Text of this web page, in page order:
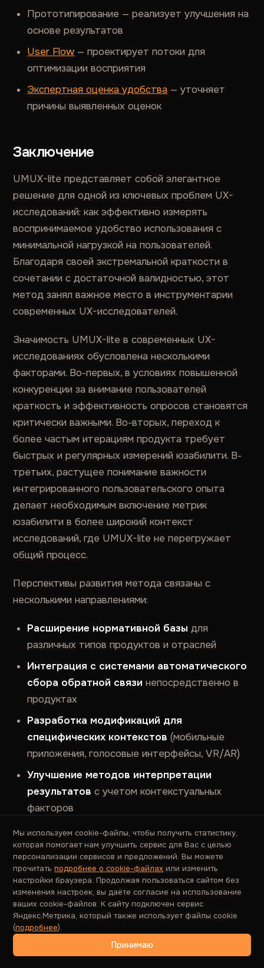
Прототипирование — реализует улучшения на
основе результатов
User Flow — проектирует потоки для
оптимизации восприятия
Экспертная оценка удобства — уточняет
причины выявленных оценок
Заключение
UMUX-lite представляет собой элегантное
решение для одной из ключевых проблем UX-
исследований: как эффективно измерять
воспринимаемое удобство использования с
минимальной нагрузкой на пользователей.
Благодаря своей экстремальной краткости в
сочетании с достаточной валидностью, этот
метод занял важное место в инструментарии
современных UX-исследователей.
Значимость UMUX-lite в современных UX-
исследованиях обусловлена несколькими
факторами. Во-первых, в условиях повышенной
конкуренции за внимание пользователей
краткость и эффективность опросов становятся
критически важными. Во-вторых, переход к
более частым итерациям продукта требует
быстрых и регулярных измерений юзабилити. В-
третьих, растущее понимание важности
интегрированного пользовательского опыта
делает необходимым включение метрик
юзабилити в более широкий контекст
исследований, где UMUX-lite не перегружает
общий процесс.
Перспективы развития метода связаны с
несколькими направлениями:
Расширение нормативной базы для
различных типов продуктов и отраслей
Интеграция с системами автоматического
сбора обратной связи непосредственно в
продуктах
Разработка модификаций для
специфических контекстов (мобильные
приложения, голосовые интерфейсы, VR/AR)
Улучшение методов интерпретации
результатов с учетом контекстуальных
факторов
Создание гибридных подходов,
комбинирующих UMUX-lite с автоматическим
сбором поведенческих данных
В эпоху, когда каждый момент взаимодействия
пользователя с продуктом ценен, а каждый бит
данных может привести к ценным инсайтам,
UMUX-lite предлагает сбалансированный подход
к измерению юзабилити — достаточно
Мы используем cookie-файлы, чтобы получить статистику,
которая помогает нам улучшить сервис для Вас с целью
персонализации сервисов и предложений. Вы можете
прочитатьподробнее о cookie-файлах или изменить
настройки браузера. Продолжая пользоваться сайтом без
изменения настроек, вы даёте согласие на использование
ваших cookie-файлов. К сайту подключен сервис
Яндекс.Метрика, который также использует файлы cookie
(подробнее).
Принимаю